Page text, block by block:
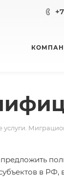
субъектов в